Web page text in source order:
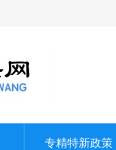
专精特新政策